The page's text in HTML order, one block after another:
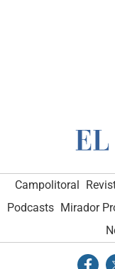
Campolitoral
Podcasts Mirador